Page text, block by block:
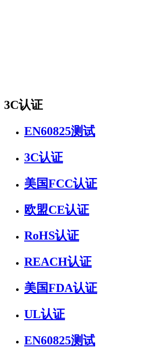
3C认证
EN60825测试
3C认证
美国FCC认证
欧盟CE认证
RoHS认证
REACH认证
美国FDA认证
UL认证
EN60825测试